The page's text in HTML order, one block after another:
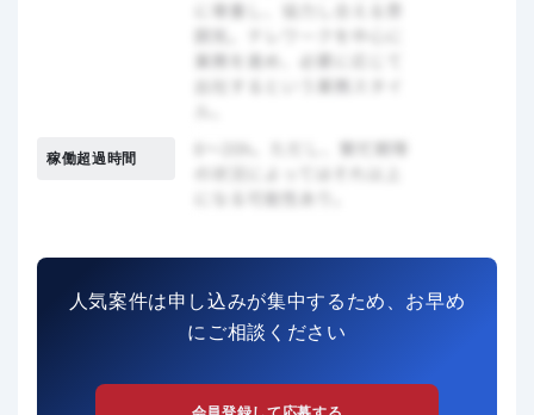
稼働超過時間
人気案件は申し込みが集中するため、お早め
にご相談ください